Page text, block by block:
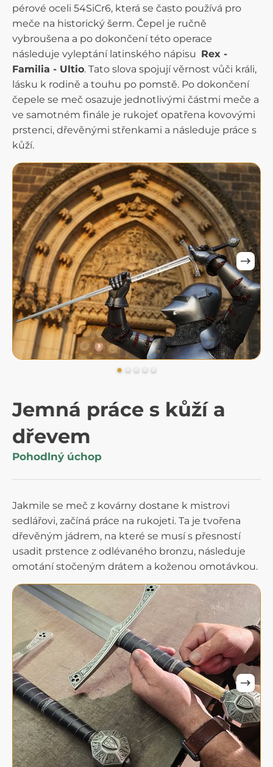
pérové oceli 54SiCr6, která se často používá pro
meče na historický šerm. Čepel je ručně
vybroušena a po dokončení této operace
následuje vyleptání latinského nápisu Rex ‑
Familia ‑ Ultio. Tato slova spojují věrnost vůči králi,
lásku k rodině a touhu po pomstě. Po dokončení
čepele se meč osazuje jednotlivými částmi meče a
ve samotném finále je rukojeť opatřena kovovými
prstenci, dřevěnými střenkami a následuje práce s
kůží.
Jemná práce s kůží a
dřevem
Pohodlný úchop
Jakmile se meč z kovárny dostane k mistrovi
sedlářovi, začíná práce na rukojeti. Ta je tvořena
dřevěným jádrem, na které se musí s přesností
usadit prstence z odlévaného bronzu, následuje
omotání stočeným drátem a koženou omotávkou.